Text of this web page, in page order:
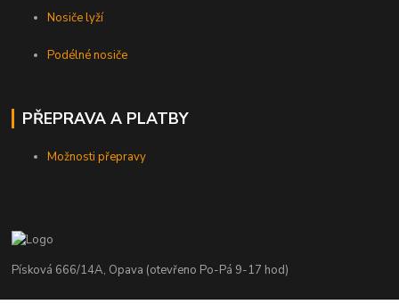
Nosiče lyží
Podélné nosiče
PŘEPRAVA A PLATBY
Možnosti přepravy
Písková 666/14A, Opava (otevřeno Po-Pá 9-17 hod)